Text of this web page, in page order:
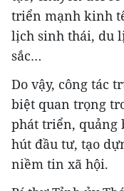
triển mạnh kinh
lịch sinh thái, du
sắc…
Do vậy, công tác
biệt quan trọng
phát triển, quảng
hút đầu tư, tạo
niềm tin xã hội.